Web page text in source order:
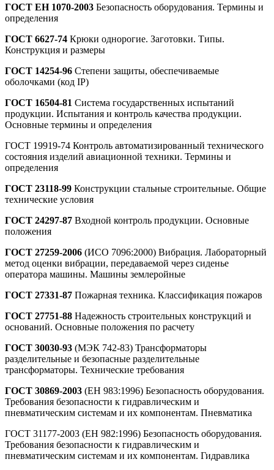
ГОСТ ЕН 1070-2003 Безопасность оборудования. Термины и
определения
ГОСТ 6627-74 Крюки однорогие. Заготовки. Типы.
Конструкция и размеры
ГОСТ 14254-96 Степени защиты, обеспечиваемые
оболочками (код IP)
ГОСТ 16504-81 Система государственных испытаний
продукции. Испытания и контроль качества продукции.
Основные термины и определения
ГОСТ 19919-74 Контроль автоматизированный технического
состояния изделий авиационной техники. Термины и
определения
ГОСТ 23118-99 Конструкции стальные строительные. Общие
технические условия
ГОСТ 24297-87 Входной контроль продукции. Основные
положения
ГОСТ 27259-2006 (ИСО 7096:2000) Вибрация. Лабораторный
метод оценки вибрации, передаваемой через сиденье
оператора машины. Машины землеройные
ГОСТ 27331-87 Пожарная техника. Классификация пожаров
ГОСТ 27751-88 Надежность строительных конструкций и
оснований. Основные положения по расчету
ГОСТ 30030-93 (МЭК 742-83) Трансформаторы
разделительные и безопасные разделительные
трансформаторы. Технические требования
ГОСТ 30869-2003 (ЕН 983:1996) Безопасность оборудования.
Требования безопасности к гидравлическим и
пневматическим системам и их компонентам. Пневматика
ГОСТ 31177-2003 (ЕН 982:1996) Безопасность оборудования.
Требования безопасности к гидравлическим и
пневматическим системам и их компонентам. Гидравлика